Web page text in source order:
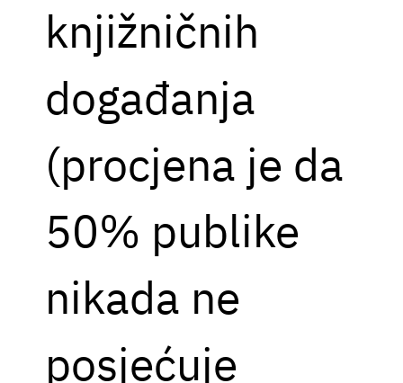
knjižničnih
događanja
(procjena je da
50% publike
nikada ne
posjećuje